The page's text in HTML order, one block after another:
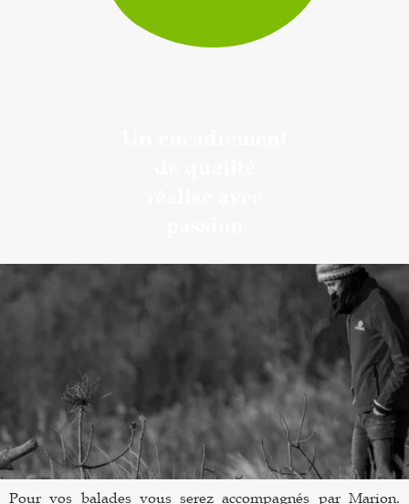
Pour vos balades vous serez accompagnés par Marion.